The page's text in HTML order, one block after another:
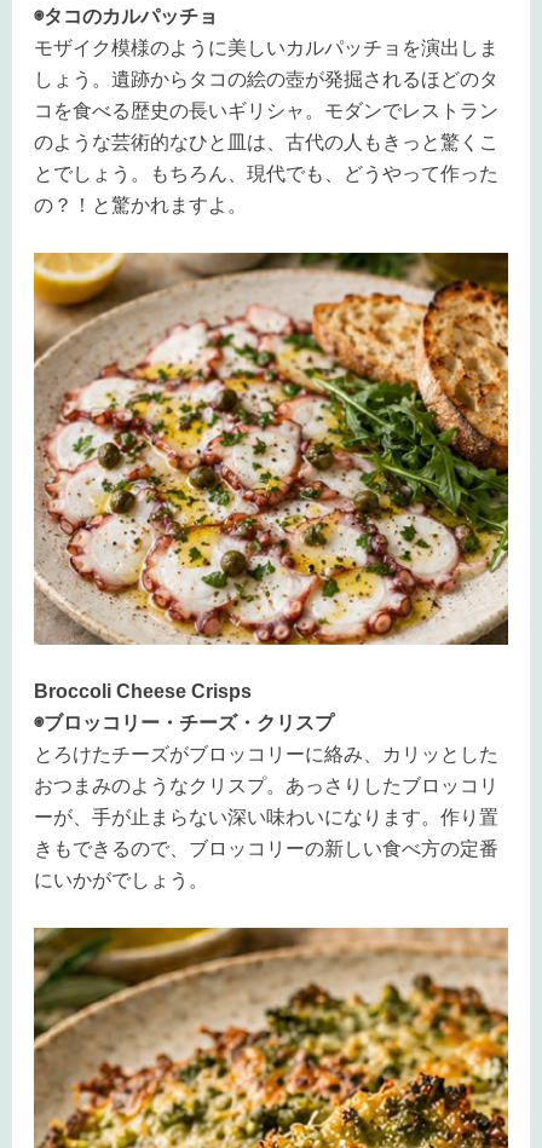
◉タコのカルパッチョ
モザイク模様のように美しいカルパッチョを演出しま
しょう。遺跡からタコの絵の壺が発掘されるほどのタ
コを食べる歴史の長いギリシャ。モダンでレストラン
のような芸術的なひと皿は、古代の人もきっと驚くこ
とでしょう。もちろん、現代でも、どうやって作った
の？！と驚かれますよ。
Broccoli Cheese Crisps
◉ブロッコリー・チーズ・クリスプ
とろけたチーズがブロッコリーに絡み、カリッとした
おつまみのようなクリスプ。あっさりしたブロッコリ
ーが、手が止まらない深い味わいになります。作り置
きもできるので、ブロッコリーの新しい食べ方の定番
にいかがでしょう。